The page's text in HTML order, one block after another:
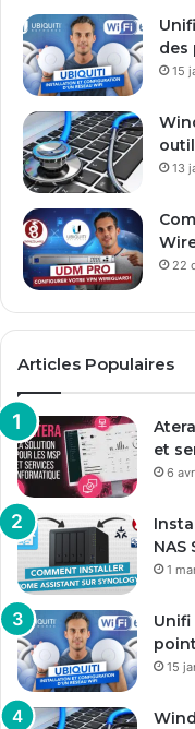
m
a
des
15
13
22
Articles Populaires
et
6
NAS
1
15